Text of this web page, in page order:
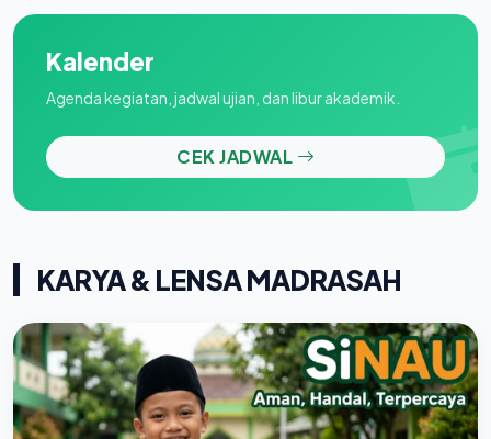
Kalender
Agenda kegiatan, jadwal ujian, dan libur akademik.
CEK JADWAL
KARYA & LENSA MADRASAH